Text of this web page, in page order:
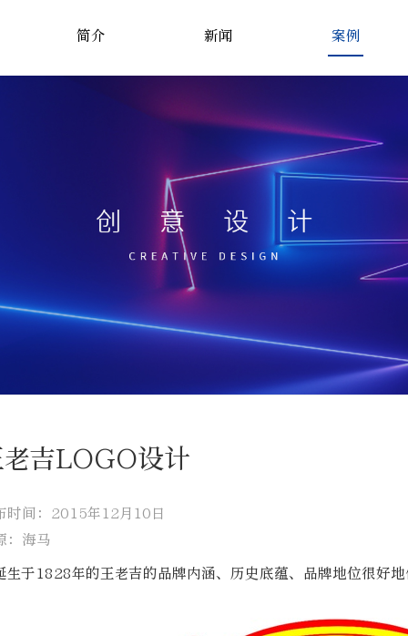
简介 新闻 案例
吉LOGO设计
时间：2015年12月10日
：海马
生于1828年的王老吉的品牌内涵、历史底蕴、品牌地位很好